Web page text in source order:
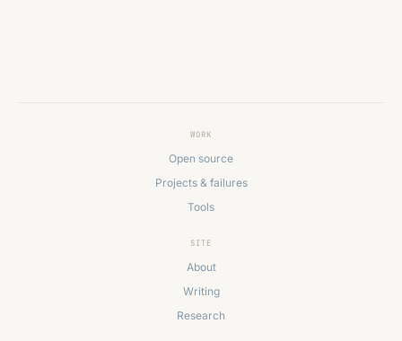
WORK
Open source
Projects & failures
Tools
SITE
About
Writing
Research